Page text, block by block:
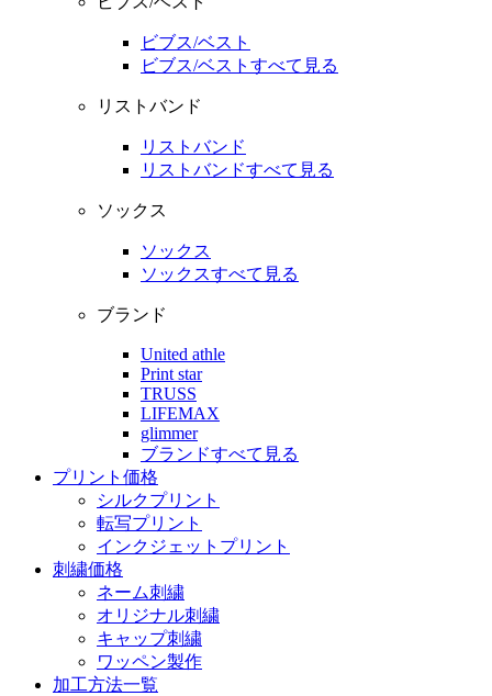
ビブス/ベスト
ビブス/ベストすべて見る
リストバンド
リストバンド
リストバンドすべて見る
ソックス
ソックス
ソックスすべて見る
ブランド
United athle
Print star
TRUSS
LIFEMAX
glimmer
ブランドすべて見る
プリント価格
シルクプリント
転写プリント
インクジェットプリント
刺繍価格
ネーム刺繍
オリジナル刺繍
キャップ刺繍
ワッペン製作
加工方法一覧